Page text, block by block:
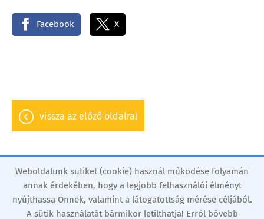
Facebook X
vissza az előző oldalra!
Oldal információk
Adatkezelési tájékoztató
Impresszum
Sütik kezelése
Weboldalunk sütiket (cookie) használ működése folyamán
annak érdekében, hogy a legjobb felhasználói élményt
nyújthassa Önnek, valamint a látogatottság mérése céljából.
A sütik használatát bármikor letilthatja! Erről bővebb